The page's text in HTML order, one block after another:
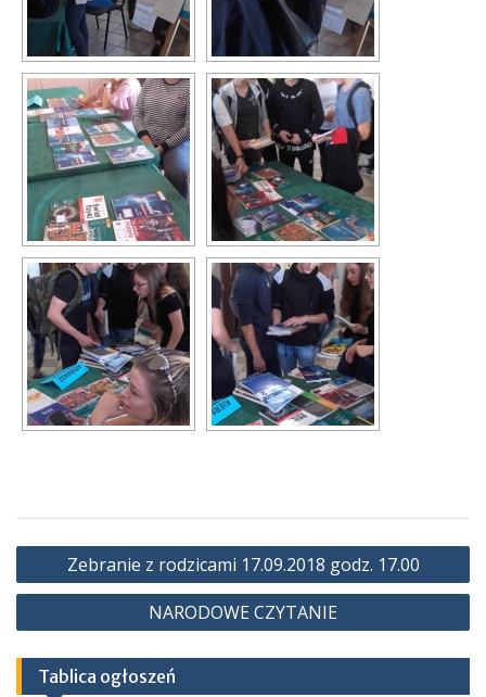
Nawigacja
wpisu
Zebranie z rodzicami 17.09.2018 godz. 17.00
NARODOWE CZYTANIE
Tablica ogłoszeń